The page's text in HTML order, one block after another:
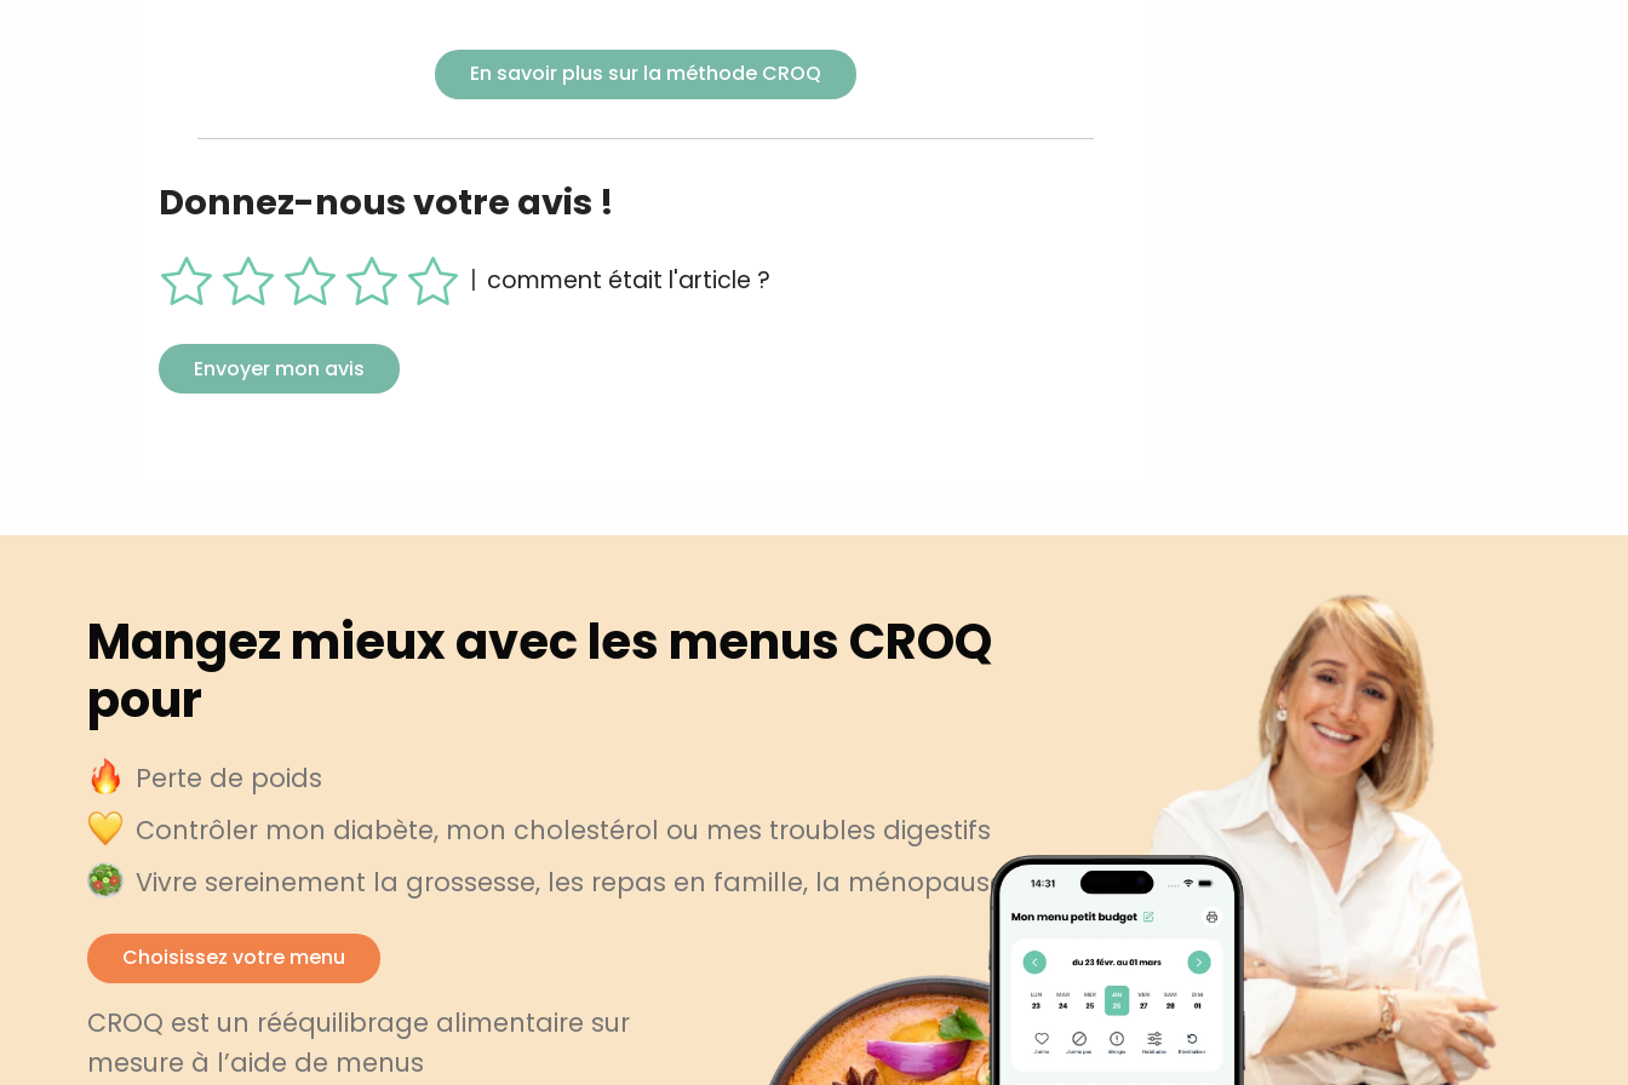
En savoir plus sur la méthode CROQ
Donnez-nous votre avis !
comment était l'article ?
Envoyer mon avis
Mangez mieux avec les menus CROQ
pour
Perte de poids
Contrôler mon diabète, mon cholestérol ou mes troubles digestifs
Vivre sereinement la grossesse, les repas en famille, la ménopause
Choisissez votre menu
CROQ est un rééquilibrage alimentaire sur
mesure à l’aide de menus